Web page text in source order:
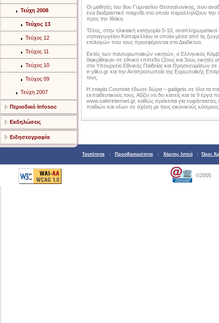
Τεύχη 2008
Τεύχος 13
Τεύχος 12
Τεύχος 11
Τεύχος 10
Τεύχος 09
Τεύχη 2007
Περιοδικό Infosoc
Εκδηλώσεις
Ειδησεογραφία
Οι μαθητές του 8ου Γυμνασίου Θεσσαλονίκης, που
ένα διαδραστικό παιχνίδι στο οποίο παραλληλίζουν
προς την Ιθάκη.
Τέλος, στην ηλικιακή κατηγορία 5-10,
νηπιαγωγείου Καπαρελλίου οι οποίοι μέσα από τις
επιλογών που τους προσφέρονται στο Διαδίκτυο.
Εκτός των πανευρωπαϊκών νικητών, ο Ελληνικός
διακρίθηκαν σε εθνικό επίπεδο (2ους και 3ους
στο Υπουργείο Εθνικής Παιδείας και Θρησκευμάτων σε
e-yliko.gr και την Αντιπροσωπεία της Ευρωπαϊκής
τους.
Η εταιρία Cosmote έδωσε δώρα – gadgets σε όλα τα
εκπαιδευτικούς τους. Αξίζει να δει κανείς και τα 9
www.saferinternet.gr, καθώς πρόκειται για ευφάνταστες
παιδιών και νέων σε σχέση με τους εικονικούς
Ταυτότητα : Προσβασιμότητα : Χάρτης Ιστού : Όροι
©2005